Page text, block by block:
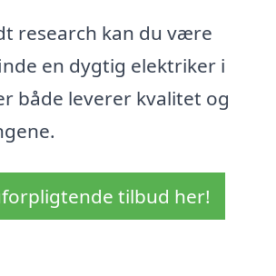
research kan du være
en dygtig elektriker i
både leverer kvalitet og
tilbud her!